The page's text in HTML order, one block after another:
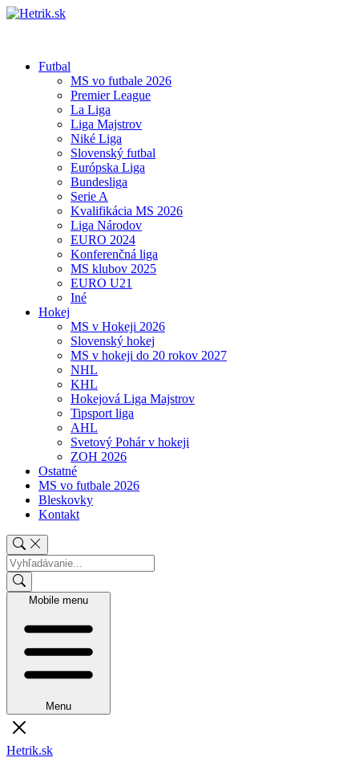
Futbal
MS vo futbale 2026
Premier League
La Liga
Liga Majstrov
Niké Liga
Slovenský futbal
Európska Liga
Bundesliga
Serie A
Kvalifikácia MS 2026
Liga Národov
EURO 2024
Konferenčná liga
MS klubov 2025
EURO U21
Iné
Hokej
MS v Hokeji 2026
Slovenský hokej
MS v hokeji do 20 rokov 2027
NHL
KHL
Hokejová Liga Majstrov
Tipsport liga
AHL
Svetový Pohár v hokeji
ZOH 2026
Ostatné
MS vo futbale 2026
Bleskovky
Kontakt
Mobile menu
Menu
Hetrik.sk